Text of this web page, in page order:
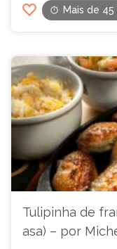
Mais de 45
Tulipinha de
asa) – por